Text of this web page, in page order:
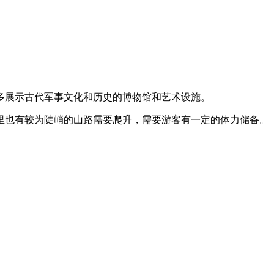
示古代军事文化和历史的博物馆和艺术设施。
有较为陡峭的山路需要爬升，需要游客有一定的体力储备。